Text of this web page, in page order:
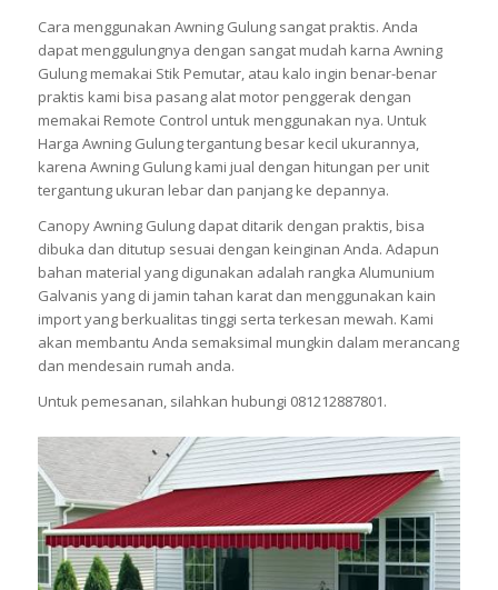
Cara menggunakan Awning Gulung sangat praktis. Anda
dapat menggulungnya dengan sangat mudah karna Awning
Gulung memakai Stik Pemutar, atau kalo ingin benar-benar
praktis kami bisa pasang alat motor penggerak dengan
memakai Remote Control untuk menggunakan nya. Untuk
Harga Awning Gulung tergantung besar kecil ukurannya,
karena Awning Gulung kami jual dengan hitungan per unit
tergantung ukuran lebar dan panjang ke depannya.
Canopy Awning Gulung dapat ditarik dengan praktis, bisa
dibuka dan ditutup sesuai dengan keinginan Anda. Adapun
bahan material yang digunakan adalah rangka Alumunium
Galvanis yang di jamin tahan karat dan menggunakan kain
import yang berkualitas tinggi serta terkesan mewah. Kami
akan membantu Anda semaksimal mungkin dalam merancang
dan mendesain rumah anda.
Untuk pemesanan, silahkan hubungi 081212887801.